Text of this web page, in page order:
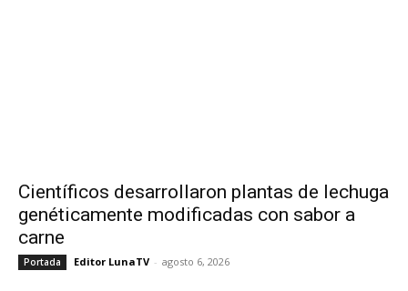
Científicos desarrollaron plantas de lechuga
genéticamente modificadas con sabor a
carne
Portada Editor LunaTV - agosto 6, 2026